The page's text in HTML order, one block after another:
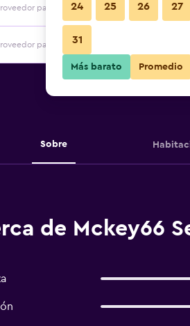
para Mckey66 Seri Bukit Ceylon
para Mckey66 Seri Bukit Ceylon
Sobre
de Mckey66
24 25 26 27
31
Más barato Promedio